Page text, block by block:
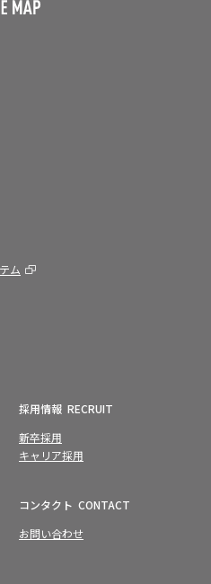
ム
採用情報 RECRUIT
新卒採用
キャリア採用
コンタクト CONTACT
お問い合わせ